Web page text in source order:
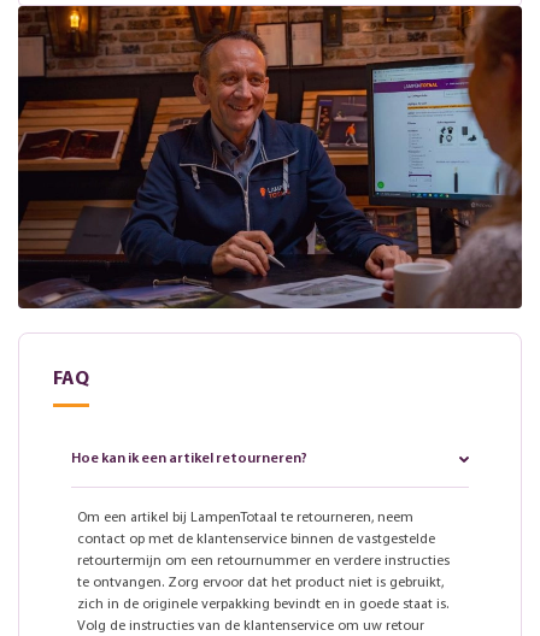
FAQ
Hoe kan ik een artikel retourneren?
Om een artikel bij LampenTotaal te retourneren, neem
contact op met de klantenservice binnen de vastgestelde
retourtermijn om een retournummer en verdere instructies
te ontvangen. Zorg ervoor dat het product niet is gebruikt,
zich in de originele verpakking bevindt en in goede staat is.
Volg de instructies van de klantenservice om uw retour